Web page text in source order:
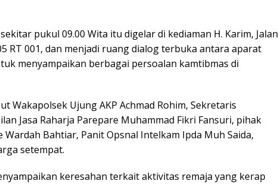
pukul 09.00 Wita itu digelar di kediaman H. Karim, Jalan
RT 001, dan menjadi ruang dialog terbuka antara aparat
menyampaikan berbagai persoalan kamtibmas di
Wakapolsek Ujung AKP Achmad Rohim, Sekretaris
Jasa Raharja Parepare Muhammad Fikri Fansuri, pihak
Wardah Bahtiar, Panit Opsnal Intelkam Ipda Muh Saida,
setempat.
keresahan terkait aktivitas remaja yang kerap